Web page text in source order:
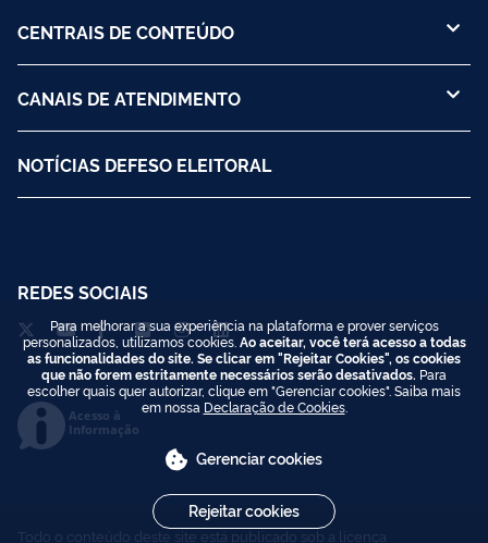
CENTRAIS DE CONTEÚDO
CANAIS DE ATENDIMENTO
NOTÍCIAS DEFESO ELEITORAL
REDES SOCIAIS
Acesso à
Informação
Todo o conteúdo deste site está publicado sob a licença
Para melhorar a sua experiência na plataforma e prover serviços
personalizados, utilizamos cookies. Ao aceitar, você terá acesso a todas
as funcionalidades do site. Se clicar em "Rejeitar Cookies", os cookies
que não forem estritamente necessários serão desativados. Para
escolher quais quer autorizar, clique em "Gerenciar cookies". Saiba mais
em nossa Declaração de Cookies.
Gerenciar cookies
Rejeitar cookies